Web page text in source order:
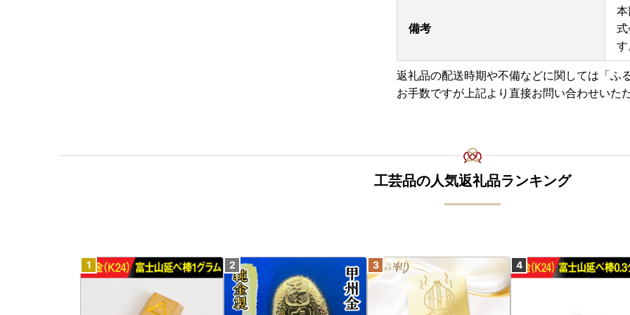
・ワンストップ特例申請 添付書類貼り付け用紙
http://okifuru.com/onestop_doc.pdf
備考
返礼品の配送時期や不備などに関しては「ふ
お手数ですが上記より直接お問い合わせいた
工芸品の人気返礼品ランキング